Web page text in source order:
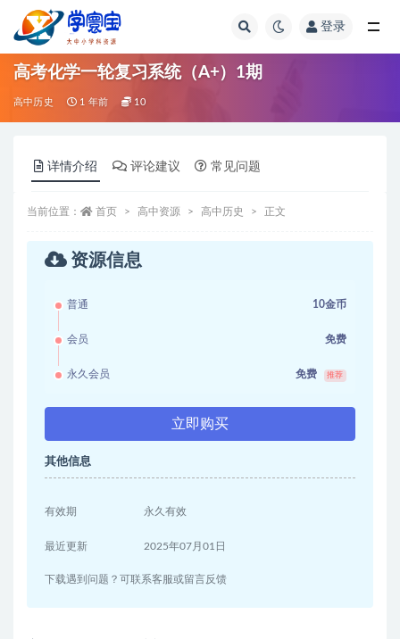
登录
高考化学一轮复习系统（A+）1期
高中历史 1 年前 10
详情介绍 评论建议 常见问题
当前位置： 首页 高中资源 高中历史 正文
资源信息
普通 10金币
会员 免费
永久会员 免费 推荐
立即购买
其他信息
有效期 永久有效
最近更新 2025年07月01日
下载遇到问题？可联系客服或留言反馈
全部